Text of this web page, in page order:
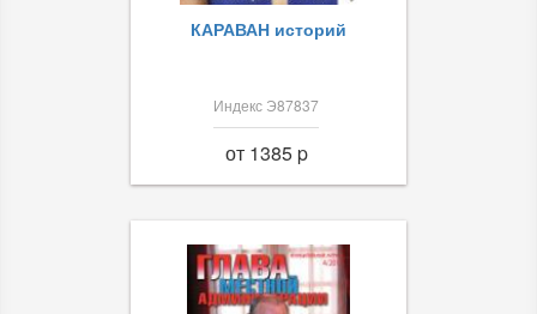
КАРАВАН историй
Индекс Э87837
от 1385 p